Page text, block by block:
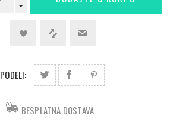
PODELI:
BESPLATNA DOSTAVA